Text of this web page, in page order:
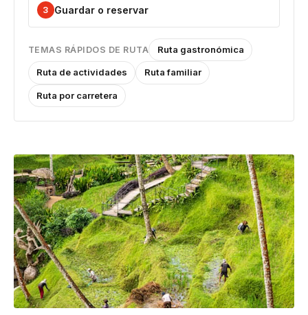
3 Guardar o reservar
TEMAS RÁPIDOS DE RUTA Ruta gastronómica
Ruta de actividades Ruta familiar
Ruta por carretera